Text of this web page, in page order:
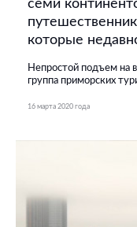
семи
которые
Непростой подъем на
группа приморских
16 марта 2020 года